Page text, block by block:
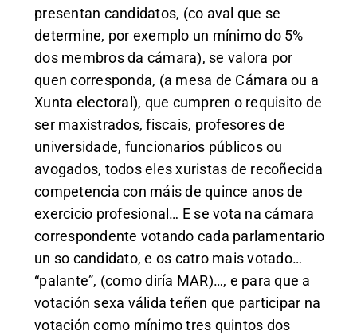
presentan candidatos, (co aval que se
determine, por exemplo un mínimo do 5%
dos membros da cámara), se valora por
quen corresponda, (a mesa de Cámara ou a
Xunta electoral), que cumpren o requisito de
ser maxistrados, fiscais, profesores de
universidade, funcionarios públicos ou
avogados, todos eles xuristas de recoñecida
competencia con máis de quince anos de
exercicio profesional… E se vota na cámara
correspondente votando cada parlamentario
un so candidato, e os catro mais votado…
“palante”, (como diría MAR)…, e para que a
votación sexa válida teñen que participar na
votación como mínimo tres quintos dos